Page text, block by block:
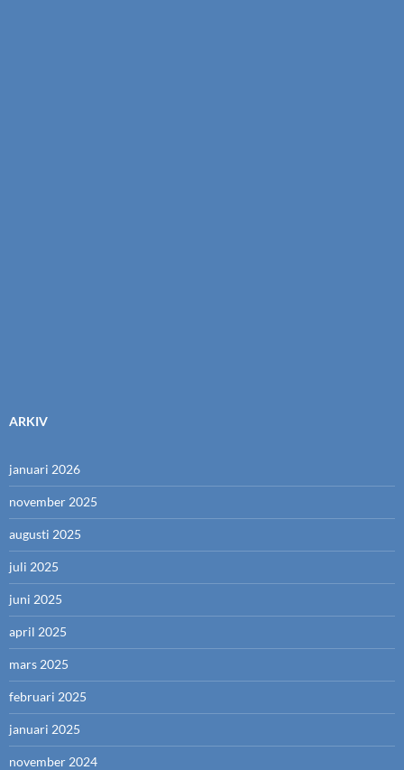
ARKIV
januari 2026
november 2025
augusti 2025
juli 2025
juni 2025
april 2025
mars 2025
februari 2025
januari 2025
november 2024